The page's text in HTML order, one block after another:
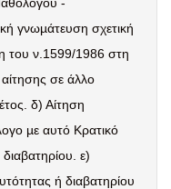
-
γνωµάτευση σχετική
του ν.1599/1986 στη
σε άλλο
δ) Αίτηση
µε αυτό Κρατικό
ε)
ή διαβατηρίου